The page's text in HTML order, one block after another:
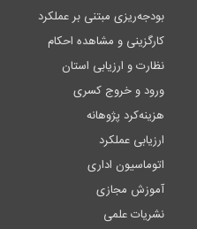
بودجه‌ریزی مبتنی بر عملکرد
کارگزینی و مشاهده احکام
نظارت و ارزیابی استان
ورود و خروج کسری
هزینه‌کرد پژوهانه
ارزیابی عملکرد
اتوماسیون اداری
آموزش مجازی
نشریات علمی